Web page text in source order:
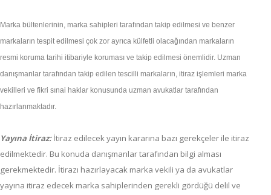
Marka bültenlerinin, marka sahipleri tarafından takip edilmesi ve benzer
markaların tespit edilmesi çok zor ayrıca külfetli olacağından markaların
resmi koruma tarihi itibariyle koruması ve takip edilmesi önemlidir. Uzman
danışmanlar tarafından takip edilen tescilli markaların, itiraz işlemleri marka
vekilleri ve fikri sınai haklar konusunda uzman avukatlar tarafından
hazırlanmaktadır.
Yayına İtiraz:İtiraz edilecek yayın kararına bazı gerekçeler ile itiraz
edilmektedir. Bu konuda danışmanlar tarafından bilgi alması
gerekmektedir. İtirazı hazırlayacak marka vekili ya da avukatlar
yayına itiraz edecek marka sahiplerinden gerekli gördüğü delil ve